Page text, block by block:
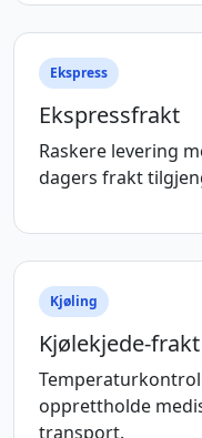
Ekspress
Ekspressfrakt
Raskere levering
dagers frakt
Kjøling
Kjølekjede-frakt
opprettholde
transport.